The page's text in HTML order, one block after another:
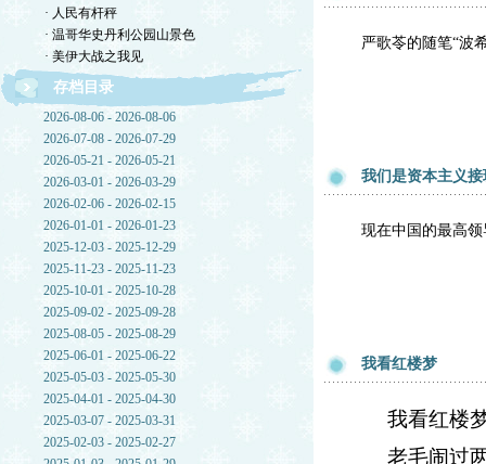
· 人民有杆秤
· 温哥华史丹利公园山景色
· 美伊大战之我见
存档目录
2026-08-06 - 2026-08-06
2026-07-08 - 2026-07-29
2026-05-21 - 2026-05-21
2026-03-01 - 2026-03-29
2026-02-06 - 2026-02-15
2026-01-01 - 2026-01-23
2025-12-03 - 2025-12-29
2025-11-23 - 2025-11-23
2025-10-01 - 2025-10-28
2025-09-02 - 2025-09-28
2025-08-05 - 2025-08-29
2025-06-01 - 2025-06-22
2025-05-03 - 2025-05-30
2025-04-01 - 2025-04-30
2025-03-07 - 2025-03-31
2025-02-03 - 2025-02-27
严歌苓的随笔“波
我们是资本主义
现在中国的最高
我看红楼梦
我看红楼
老毛闹过